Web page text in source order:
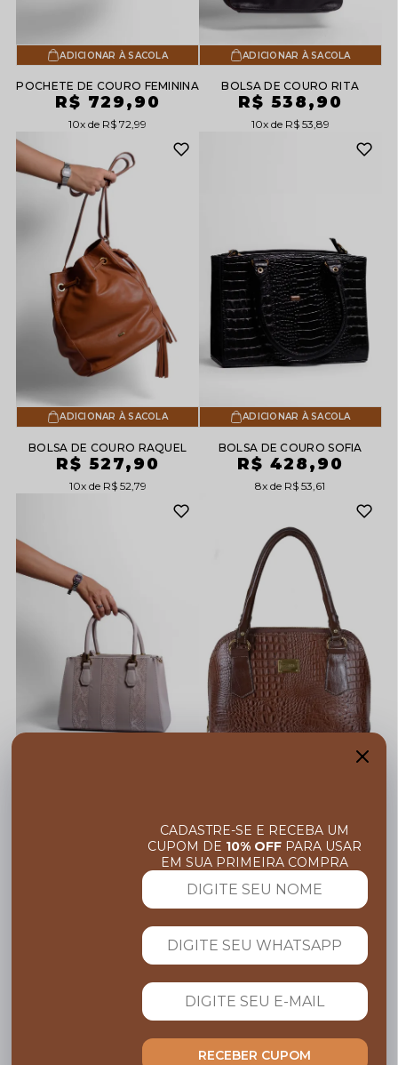
ADICIONAR À SACOLA
POCHETE DE COURO FEMININA
R$ 729,90
10x R$ 72,99
ADICIONAR À SACOLA
BOLSA DE COURO RITA
R$ 538,90
10x R$ 53,89
ADICIONAR À SACOLA
BOLSA DE COURO RAQUEL
R$ 527,90
10x R$ 52,79
ADICIONAR À SACOLA
BOLSA DE COURO SOFIA
R$ 428,90
8x R$ 53,61
R$ 505,90
10x R$ 50,59
CADASTRE-SE E RECEBA UM
CUPOM DE 10% OFF PARA USAR
EM SUA PRIMEIRA COMPRA
RECEBER CUPOM